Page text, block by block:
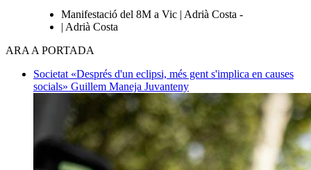
Manifestació del 8M a Vic | Adrià Costa -
| Adrià Costa
ARA A PORTADA
Societat «Després d'un eclipsi, més gent s'implica en causes
socials» Guillem Maneja Juvanteny